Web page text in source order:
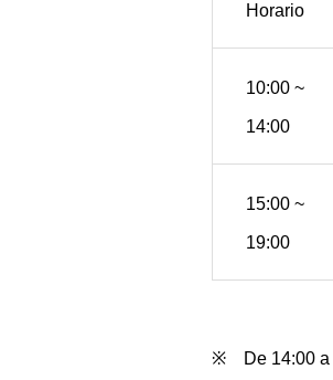
Horario
10:00 ~
14:00
15:00 ~
19:00
※ De 14:00 a